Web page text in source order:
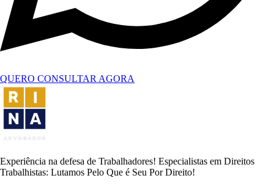
QUERO CONSULTAR AGORA
Experiência na defesa de Trabalhadores! Especialistas em Direitos
Trabalhistas: Lutamos Pelo Que é Seu Por Direito!